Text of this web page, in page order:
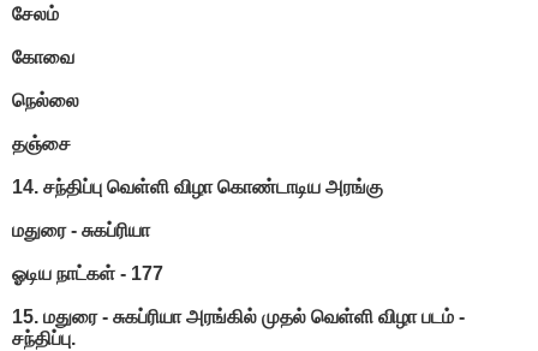
சேலம்
கோவை
நெல்லை
தஞ்சை
14. சந்திப்பு வெள்ளி விழா கொண்டாடிய அரங்கு
மதுரை - சுகப்ரியா
ஓடிய நாட்கள் - 177
15. மதுரை - சுகப்ரியா அரங்கில் முதல் வெள்ளி விழா படம் -
சந்திப்பு.